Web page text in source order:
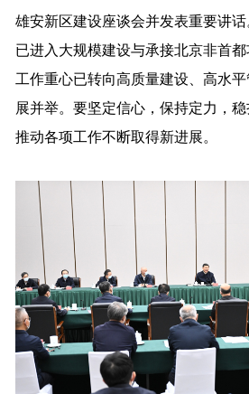
雄安新区建设座谈会并发表重要讲
已进入大规模建设与承接北京非首都
工作重心已转向高质量建设、高水
展并举。要坚定信心，保持定力，稳
推动各项工作不断取得新进展。